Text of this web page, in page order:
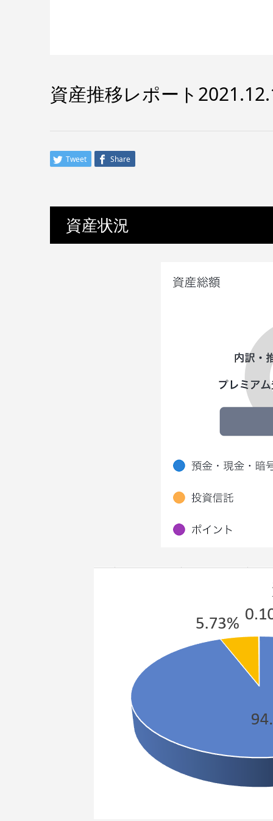
資産推移レポート
Tweet Share
資産状況